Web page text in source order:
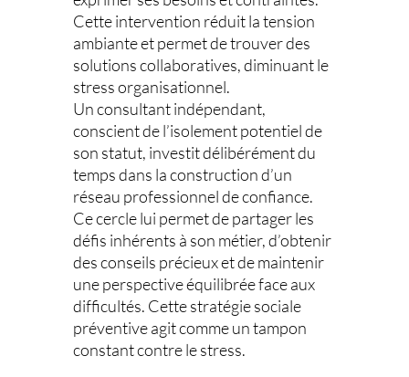
Cette intervention réduit la tension
ambiante et permet de trouver des
solutions collaboratives, diminuant le
stress organisationnel.
Un consultant indépendant,
conscient de l’isolement potentiel de
son statut, investit délibérément du
temps dans la construction d’un
réseau professionnel de confiance.
Ce cercle lui permet de partager les
défis inhérents à son métier, d’obtenir
des conseils précieux et de maintenir
une perspective équilibrée face aux
difficultés. Cette stratégie sociale
préventive agit comme un tampon
constant contre le stress.